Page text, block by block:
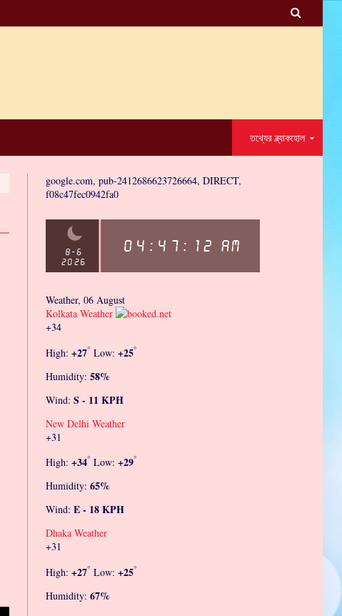

তথ্যের ব্ল্যাকহোল
google.com, pub-2412686623726664, DIRECT,
f08c47fec0942fa0
Weather, 06 August
Kolkata Weather
+34
High:+27° Low:+25°
Humidity:58%
Wind:S - 11 KPH
New Delhi Weather
+31
High:+34° Low:+29°
Humidity:65%
Wind:E - 18 KPH
Dhaka Weather
+31
High:+27° Low:+25°
Humidity:67%